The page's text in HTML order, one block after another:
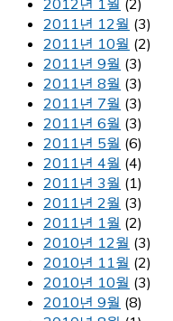
2012년 1월 (2)
2011년 12월 (3)
2011년 10월 (2)
2011년 9월 (3)
2011년 8월 (3)
2011년 7월 (3)
2011년 6월 (3)
2011년 5월 (6)
2011년 4월 (4)
2011년 3월 (1)
2011년 2월 (3)
2011년 1월 (2)
2010년 12월 (3)
2010년 11월 (2)
2010년 10월 (3)
2010년 9월 (8)